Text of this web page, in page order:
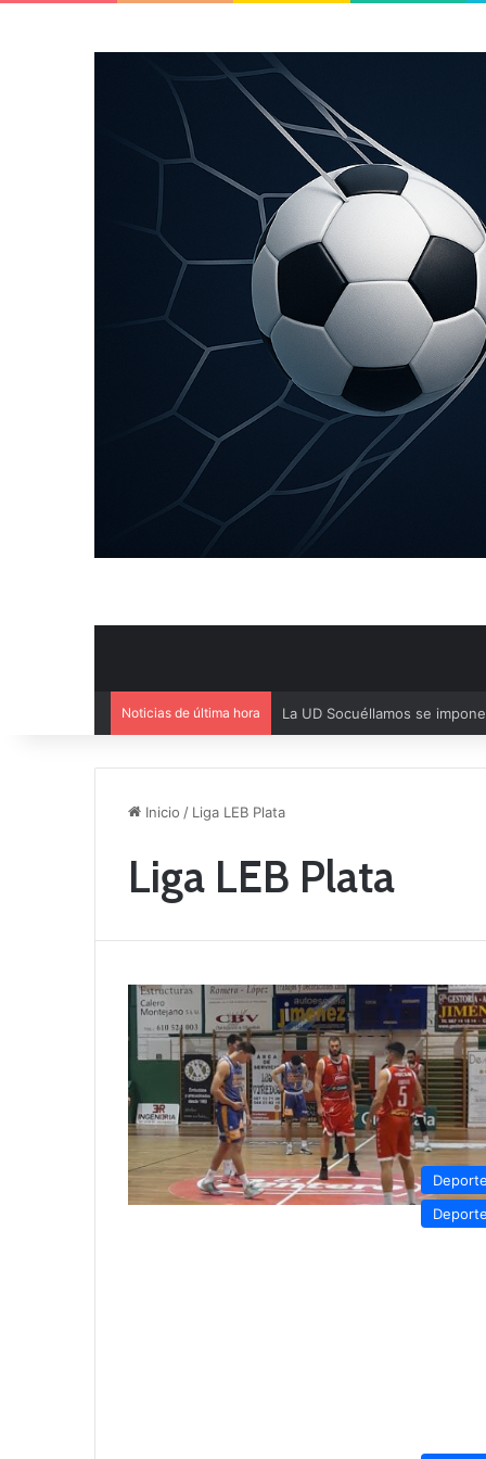
Noticias de última hora Ya se conoce la
Inicio / Liga LEB Plata
Liga LEB Plata